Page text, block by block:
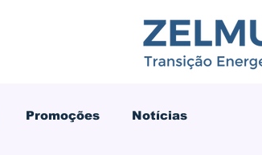
Promoções Notícias